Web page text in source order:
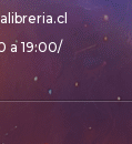
a 19:00/